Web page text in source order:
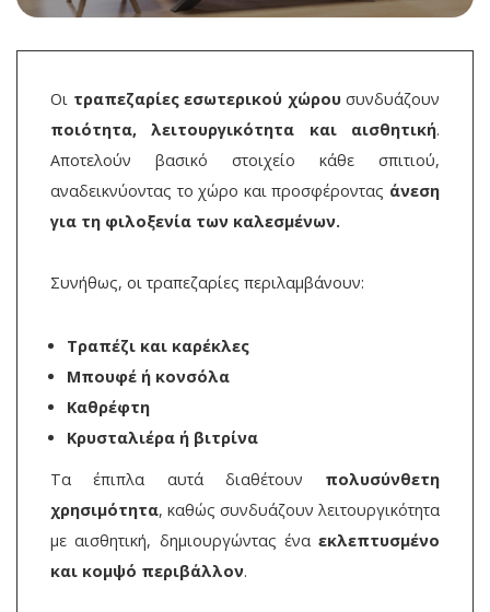
Οι τραπεζαρίες εσωτερικού χώρουσυνδυάζουν
ποιότητα, λειτουργικότητα και αισθητική.
Αποτελούν βασικό στοιχείο κάθε σπιτιού,
αναδεικνύοντας το χώρο και προσφέροντας άνεση
για τη φιλοξενία των καλεσμένων.
Συνήθως, οι τραπεζαρίες περιλαμβάνουν:
Τραπέζι και καρέκλες
Μπουφέ ή κονσόλα
Καθρέφτη
Κρυσταλιέρα ή βιτρίνα
Τα έπιπλα αυτά διαθέτουν πολυσύνθετη
χρησιμότητα, καθώς συνδυάζουν λειτουργικότητα
με αισθητική, δημιουργώντας ένα εκλεπτυσμένο
και κομψό περιβάλλον.